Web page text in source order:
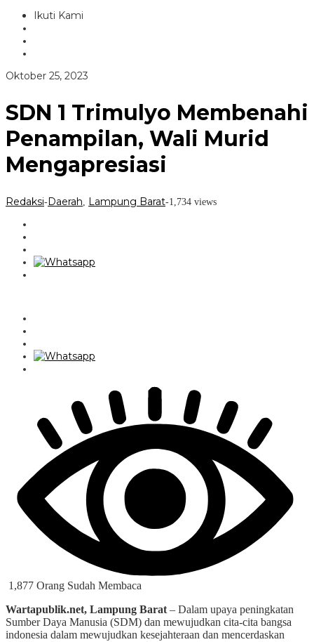
Ikuti Kami
Oktober 25, 2023
SDN 1 Trimulyo Membenahi
Penampilan, Wali Murid
Mengapresiasi
Redaksi-Daerah Lampung Barat-1,734 views
1,877 Orang Sudah Membaca
Wartapublik.net, Lampung Barat – Dalam upaya peningkatan
Sumber Daya Manusia (SDM) dan mewujudkan cita-cita bangsa
indonesia dalam mewujudkan kesejahteraan dan mencerdaskan